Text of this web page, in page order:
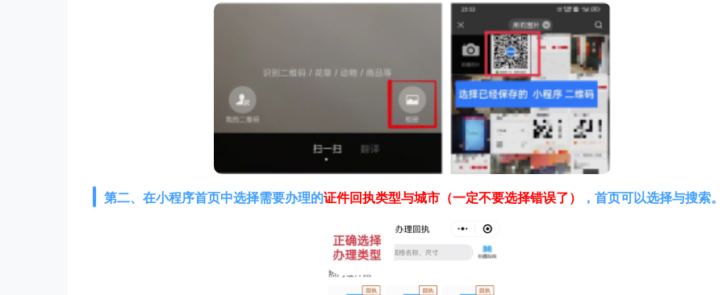
第二、在小程序首页中选择需要办理的证件回执类型与城市（一定不要选择错误了） ，首页可以选择与搜索。